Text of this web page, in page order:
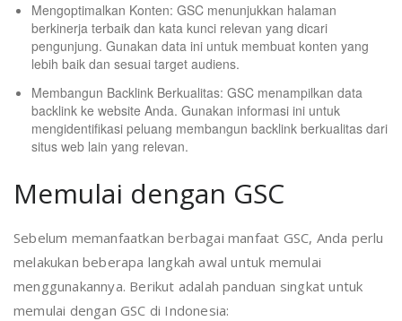
Mengoptimalkan Konten: GSC menunjukkan halaman
berkinerja terbaik dan kata kunci relevan yang dicari
pengunjung. Gunakan data ini untuk membuat konten yang
lebih baik dan sesuai target audiens.
Membangun Backlink Berkualitas: GSC menampilkan data
backlink ke website Anda. Gunakan informasi ini untuk
mengidentifikasi peluang membangun backlink berkualitas dari
situs web lain yang relevan.
Memulai dengan GSC
Sebelum memanfaatkan berbagai manfaat GSC, Anda perlu
melakukan beberapa langkah awal untuk memulai
menggunakannya. Berikut adalah panduan singkat untuk
memulai dengan GSC di Indonesia: